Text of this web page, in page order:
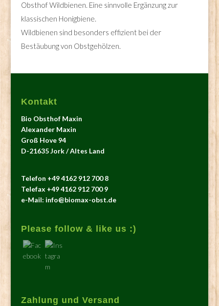
Obsthof Wildbienen. Eine sinnvolle Ergänzung zur
klassischen Honigbiene.
Wildbienen sind besonders effizient bei der
Bestäubung von Obstgehölzen.
Kontakt
Bio Obsthof Maxin
Alexander Maxin
Groß Hove 94
D-21635 Jork / Altes Land
Telefon +49 4162 912 700 8
Telefax +49 4162 912 700 9
e-Mail: info@biomax-obst.de
Please follow & like us :)
Zahlung und Versand